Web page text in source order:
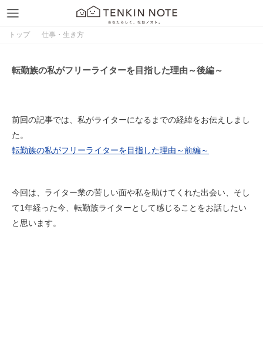
トップ 仕事・生き方
転勤族の私がフリーライターを目指した理由～後編～
前回の記事では、私がライターになるまでの経緯をお伝えしまし
た。
転勤族の私がフリーライターを目指した理由～前編～
今回は、ライター業の苦しい面や私を助けてくれた出会い、そし
て1年経った今、転勤族ライターとして感じることをお話したい
と思います。